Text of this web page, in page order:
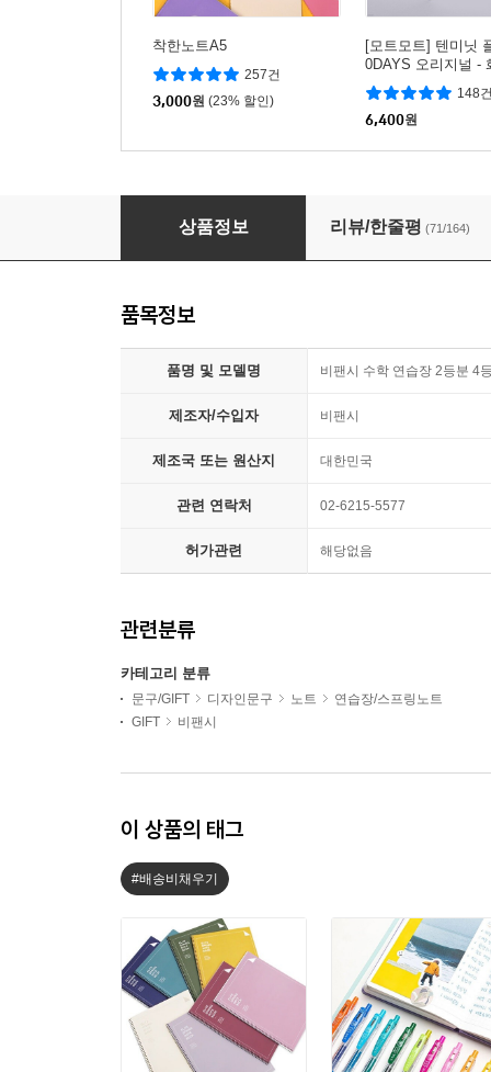
착한노트A5
257건
3,000원 (23% 할인)
[모트모트] 텐미닛
0DAYS 오리지널 -
148
6,400원
비팬시 수학 연습장 2등분 4등분 (스프링 필기
상품정보 리뷰/한줄평 (71/164)
품목정보
품명 및 모델명 비팬시 수학 연습장 2등분 4
제조자/수입자 비팬시
제조국 또는 원산지 대한민국
관련 연락처 02-6215-5577
허가관련 해당없음
관련분류
카테고리 분류
문구/GIFT 디자인문구 노트
연습장/스프링노트
GIFT
비팬시
이 상품의 태그
#배송비채우기